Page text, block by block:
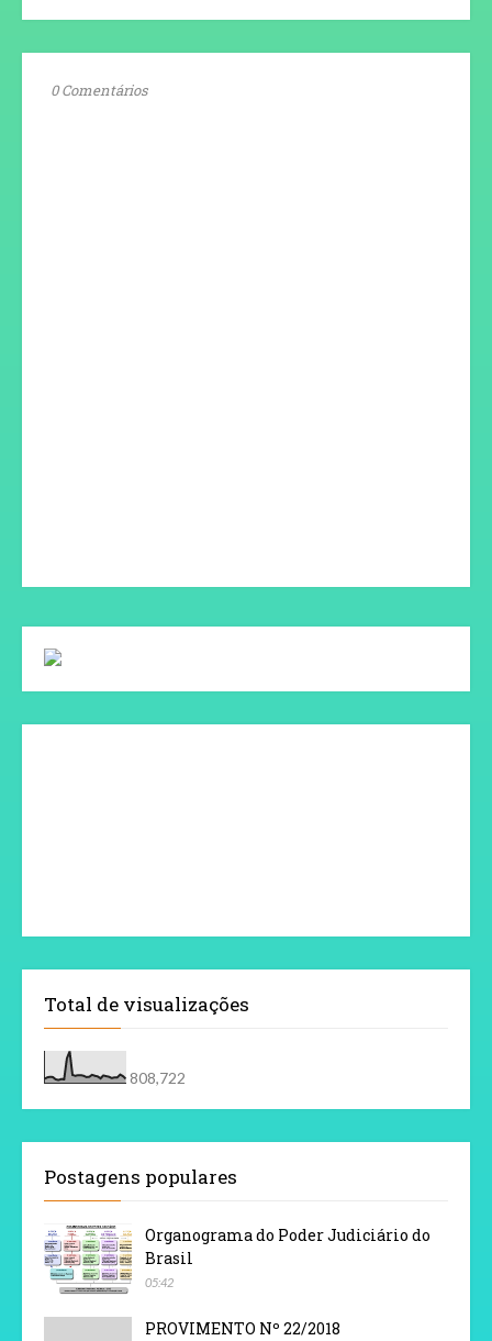
0 Comentários
Total de visualizações
808,722
Postagens populares
Organograma do Poder Judiciário do
Brasil
05:42
PROVIMENTO Nº 22/2018